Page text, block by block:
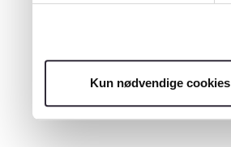
Kun nødvendige cookies